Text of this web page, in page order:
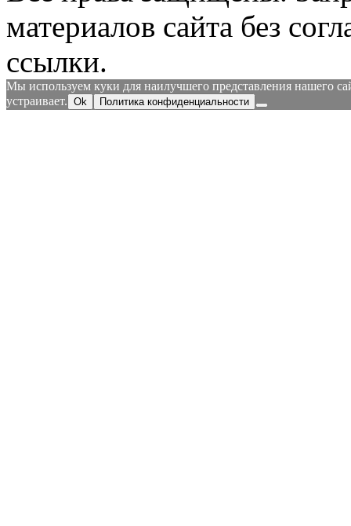
материалов сайта без
ссылки.
Мы используем куки для наилучшего представления нашего
устраивает. Ok Политика конфиденциальности